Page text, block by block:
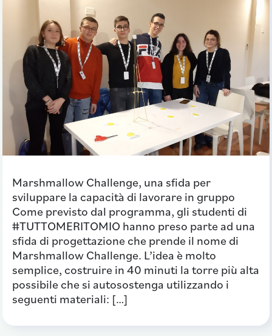
Marshmallow Challenge, una sfida per
sviluppare la capacità di lavorare in gruppo
Come previsto dal programma, gli studenti di
#TUTTOMERITOMIO hanno preso parte ad una
sfida di progettazione che prende il nome di
Marshmallow Challenge. L’idea è molto
semplice, costruire in 40 minuti la torre più alta
possibile che si autosostenga utilizzando i
seguenti materiali: […]